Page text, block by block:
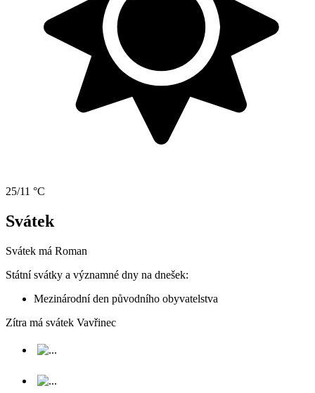
25/11 °C
Svátek
Svátek má Roman
Státní svátky a významné dny na dnešek:
Mezinárodní den původního obyvatelstva
Zítra má svátek Vavřinec